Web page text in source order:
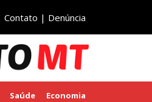
Contato | Denúncia
Saúde Economia